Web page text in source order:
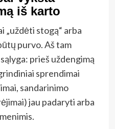
iš karto
„uždėti stogą“ arba
purvo. Aš tam
prieš uždengimą
sprendimai
sandarinimo
jau padaryti arba